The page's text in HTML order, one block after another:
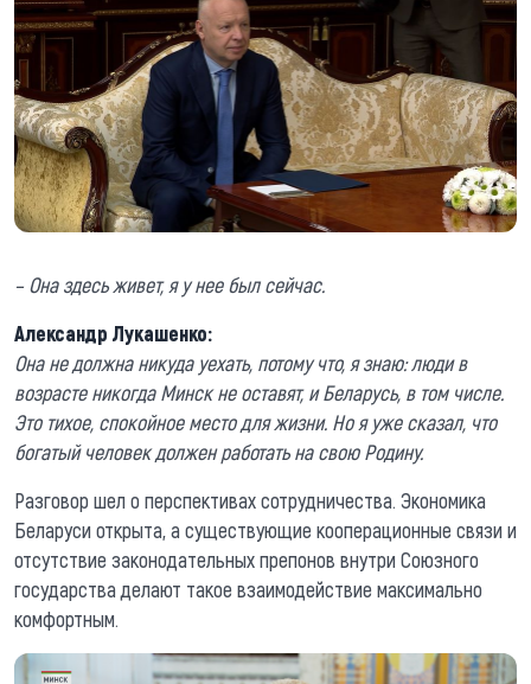
– Она здесь живет, я у нее был сейчас.
Александр Лукашенко:
Она не должна никуда уехать, потому что, я знаю: люди в
возрасте никогда Минск не оставят, и Беларусь, в том числе.
Это тихое, спокойное место для жизни. Но я уже сказал, что
богатый человек должен работать на свою Родину.
Разговор шел о перспективах сотрудничества. Экономика
Беларуси открыта, а существующие кооперационные связи и
отсутствие законодательных препонов внутри Союзного
государства делают такое взаимодействие максимально
комфортным.